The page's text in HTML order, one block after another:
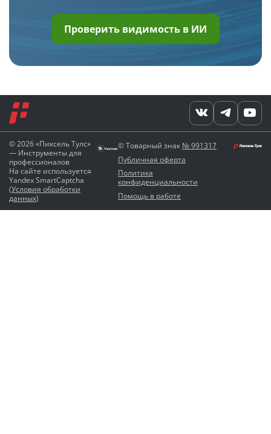
Проверить видимость в ИИ
© 2026 «Пиксель Тулс»
— Инструменты для
профессионалов
На сайте используется
Yandex SmartCaptcha
(Условия обработки
данных)
© Товарный знак № 991317
Публичная оферта
Политика
конфиденциальности
Помощь в работе